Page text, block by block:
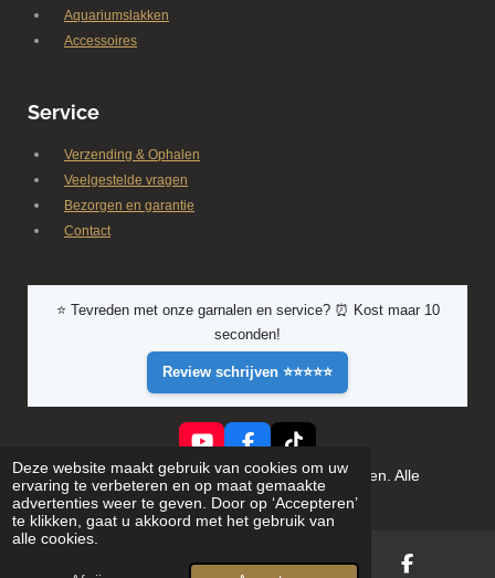
Deze website maakt gebruik van cookies om uw
ervaring te verbeteren en op maat gemaakte
advertenties weer te geven. Door op ‘Accepteren’
te klikken, gaat u akkoord met het gebruik van
alle cookies.
Aquariumslakken
Accessoires
Service
Verzending & Ophalen
Veelgestelde vragen
Bezorgen en garantie
Contact
⭐ Tevreden met onze garnalen en service? ⏰ Kost maar 10
seconden!
Review schrijven ⭐⭐⭐⭐⭐
Y
o
u
T
u
F
a
c
e
b
T
i
k
T
o
© 2026 Shrimporium - Premium aquarium garnalen. Alle
rechten voorbehouden